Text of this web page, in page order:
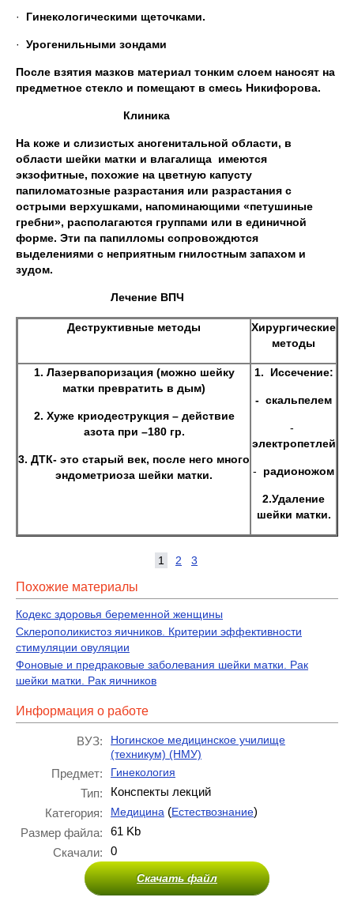
· Гинекологическими щеточками.
· Урогенильными зондами
После взятия мазков материал тонким слоем наносят на
предметное стекло и помещают в смесь Никифорова.
Клиника
На коже и слизистых аногенитальной области, в
области шейки матки и влагалища имеются
экзофитные, похожие на цветную капусту
папиломатозные разрастания или разрастания с
острыми верхушками, напоминающими «петушиные
гребни», располагаются группами или в единичной
форме. Эти па папилломы сопровождются
выделениями с неприятным гнилостным запахом и
зудом.
Лечение ВПЧ
Деструктивные методы
Хирургические
методы
1. Лазервапоризация (можно шейку
матки превратить в дым)
2. Хуже криодеструкция – действие
азота при –180 гр.
3. ДТК- это старый век, после него много
эндометриоза шейки матки.
1. Иссечение:
- скальпелем
-
электропетлей
- радионожом
2.Удаление
шейки матки.
1 2 3
Похожие материалы
Кодекс здоровья беременной женщины
Склерополикистоз яичников. Критерии эффективности
стимуляции овуляции
Фоновые и предраковые заболевания шейки матки. Рак
шейки матки. Рак яичников
Информация о работе
ВУЗ:
Ногинское медицинское училище
(техникум) (НМУ)
Предмет: Гинекология
Тип:
Конспекты лекций
Категория:
Медицина (Естествознание)
Размер файла:
61 Kb
Скачали:
0
Скачать файл